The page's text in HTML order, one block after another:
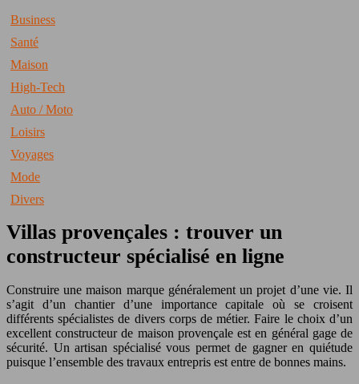
Business
Santé
Maison
High-Tech
Auto / Moto
Loisirs
Voyages
Mode
Divers
Villas provençales : trouver un
constructeur spécialisé en ligne
Construire une maison marque généralement un projet d’une vie. Il
s’agit d’un chantier d’une importance capitale où se croisent
différents spécialistes de divers corps de métier. Faire le choix d’un
excellent constructeur de maison provençale est en général gage de
sécurité. Un artisan spécialisé vous permet de gagner en quiétude
puisque l’ensemble des travaux entrepris est entre de bonnes mains.